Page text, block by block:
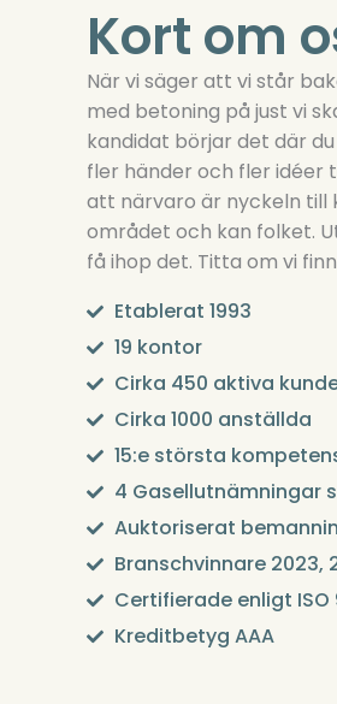
Kort om
När vi säger att vi står
med betoning på just vi
kandidat börjar det där
fler händer och fler idéer
att närvaro är nyckeln till
området och kan folket.
få ihop det. Titta om vi
Etablerat 1993
19 kontor
Cirka 450 aktiva
Cirka 1000 anställda
15:e största
4 Gasellutnämningar
Auktoriserat
Branschvinnare 2023,
Certifierade enligt ISO
Kreditbetyg AAA